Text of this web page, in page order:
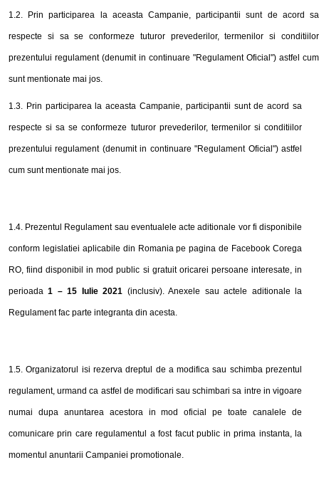
1.2. Prin participarea la aceasta Campanie, participantii sunt de acord sa
respecte si sa se conformeze tuturor prevederilor, termenilor si conditiilor
prezentului regulament (denumit in continuare "Regulament Oficial") astfel cum
sunt mentionate mai jos.
1.3. Prin participarea la aceasta Campanie, participantii sunt de acord sa
respecte si sa se conformeze tuturor prevederilor, termenilor si conditiilor
prezentului regulament (denumit in continuare "Regulament Oficial") astfel
cum sunt mentionate mai jos.
1.4. Prezentul Regulament sau eventualele acte aditionale vor fi disponibile
conform legislatiei aplicabile din Romania pe pagina de Facebook Corega
RO, fiind disponibilin mod public si gratuit oricarei persoane interesate,in
perioada 1 – 15 Iulie 2021 (inclusiv). Anexele sau actele aditionale la
Regulament fac parte integranta din acesta.
1.5. Organizatorul isi rezerva dreptul de a modifica sau schimba prezentul
regulament, urmand ca astfel de modificari sau schimbari sa intre in vigoare
numai dupa anuntarea acestora in mod oficial pe toate canalele de
comunicare prin care regulamentul a fost facut public in prima instanta, la
momentul anuntarii Campaniei promotionale.